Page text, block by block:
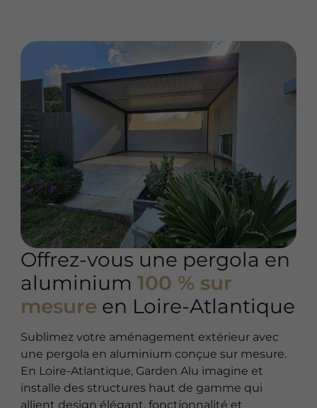
Offrez-vous une pergola en
aluminium100 % sur
mesure en Loire-Atlantique
Sublimez votre aménagement extérieur avec
une pergola en aluminium conçue sur mesure.
En Loire-Atlantique, Garden Alu imagine et
installe des structures haut de gamme qui
allient design élégant, fonctionnalité et